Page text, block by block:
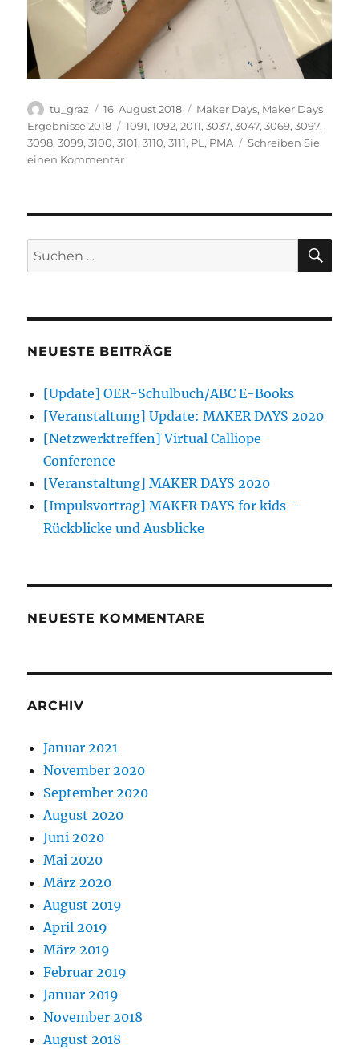
Autor
tu_graz
Veröffentlicht
am
16. August 2018 Kategorien
Maker Days, Maker Days
Ergebnisse 2018
Schlagwörter
1091,1092,2011,3037,3047,3069,3097,
3098,3099,3100,3101,3110,3111, PL , PMA
Schreiben Sie
einen Kommentarzu
(3.
Suchen
nach:
NEUESTE BEITRÄGE
[Update] OER-Schulbuch/ABC E-Books
[Veranstaltung] Update: MAKER DAYS 2020
[Netzwerktreffen] Virtual Calliope
Conference
[Veranstaltung] MAKER DAYS 2020
[Impulsvortrag] MAKER DAYS for kids –
Rückblicke und Ausblicke
NEUESTE KOMMENTARE
ARCHIV
Januar 2021
November 2020
September 2020
August 2020
Juni 2020
Mai 2020
März 2020
August 2019
April 2019
März 2019
Februar 2019
Januar 2019
November 2018
August 2018